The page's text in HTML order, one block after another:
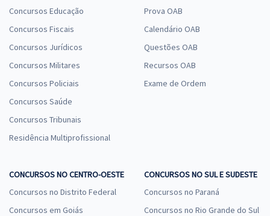
Concursos Educação
Concursos Fiscais
Concursos Jurídicos
Concursos Militares
Concursos Policiais
Concursos Saúde
Concursos Tribunais
Residência Multiprofissional
Prova OAB
Calendário OAB
Questões OAB
Recursos OAB
Exame de Ordem
CONCURSOS NO CENTRO-OESTE
Concursos no Distrito Federal
Concursos em Goiás
CONCURSOS NO SUL E SUDESTE
Concursos no Paraná
Concursos no Rio Grande do Sul